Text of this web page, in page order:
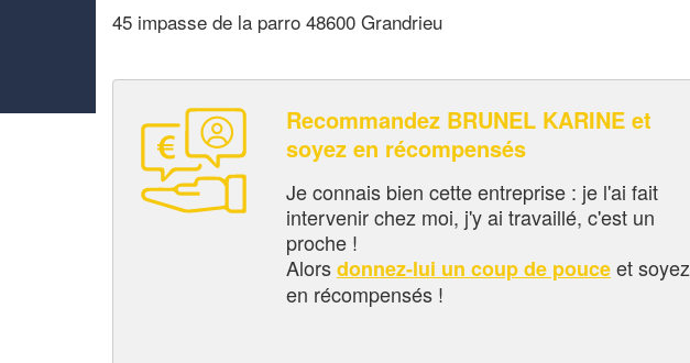
45 impasse de la parro 48600 Grandrieu
Recommandez BRUNEL KARINE et
soyez en récompensés
Je connais bien cette entreprise : je l'ai fait
intervenir chez moi, j'y ai travaillé, c'est un
proche !
Alorsdonnez-lui un coup de pouceet soyez
en récompensés !